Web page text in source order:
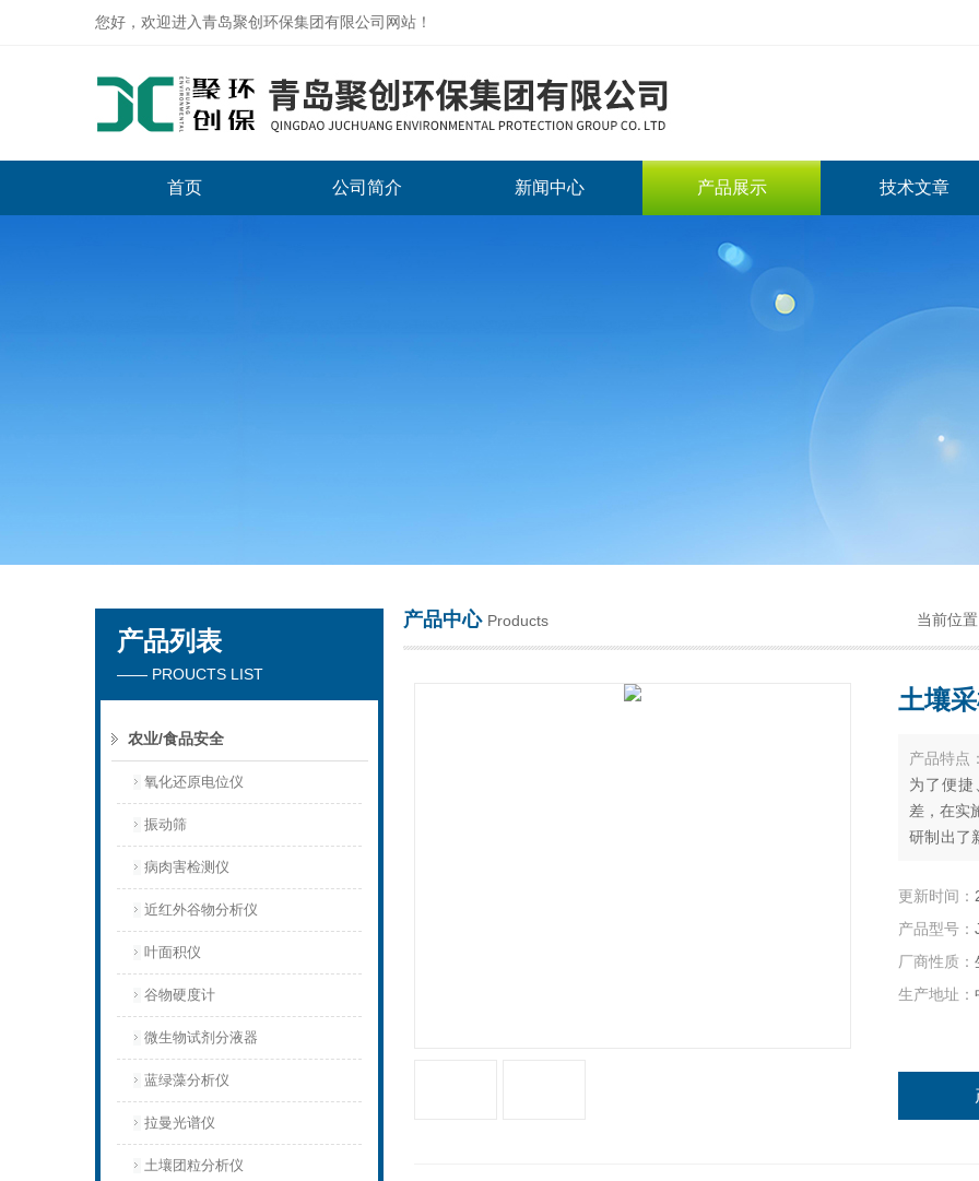
您好，欢迎进入青岛聚创环保集团有限公司网站！
首页 公司简介 新闻中心 产品展示 技术文章
产品列表
—— PROUCTS LIST
农业/食品安全
氧化还原电位仪
振动筛
病肉害检测仪
近红外谷物分析仪
叶面积仪
谷物硬度计
微生物试剂分液器
蓝绿藻分析仪
拉曼光谱仪
土壤团粒分析仪
产品中心 Products 当前位置
土壤
产品特点：
为了便
差，在实
研制出了
更新时间：
产品型号：
厂商性质：
生产地址：